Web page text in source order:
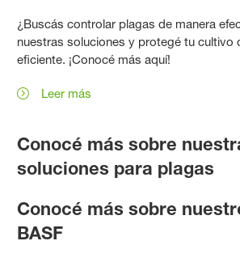
¿Buscás controlar plagas de manera
nuestras soluciones y protegé tu cultivo
eficiente. ¡Conocé más aquí!
Leer más
Conocé más sobre
soluciones para plagas
Conocé más sobre
BASF